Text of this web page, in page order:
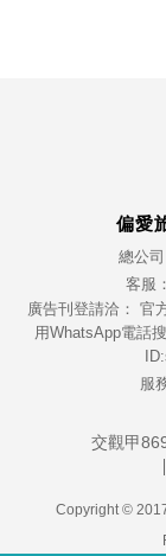
偏愛
總公
客服
廣告刊登請洽： 官
用WhatsApp電話
服
交觀甲
Copyright ©